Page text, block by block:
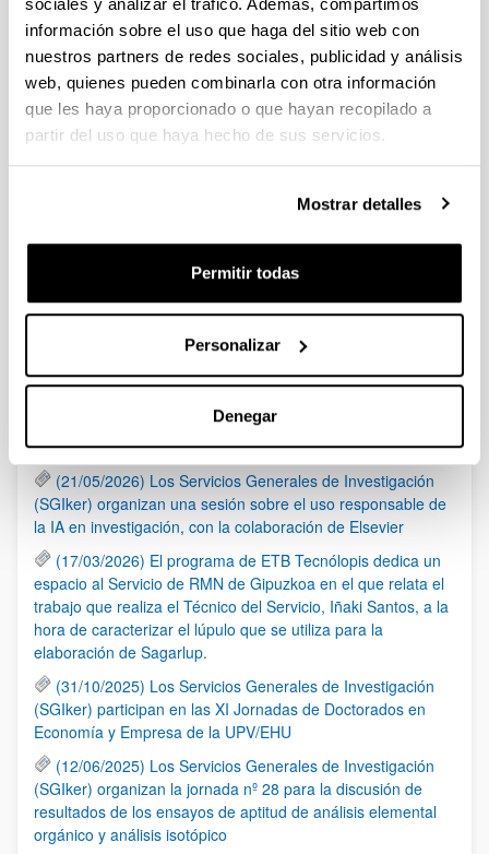
información sobre el uso que haga del sitio web con
nuestros partners de redes sociales, publicidad y análisis
web, quienes pueden combinarla con otra información
que les haya proporcionado o que hayan recopilado a
partir del uso que haya hecho de sus servicios.
Mostrar detalles
Permitir todas
Personalizar
Denegar
Fundación BBVA: Becas Leonardo a investigadores y
creadores culturales 2020
Plazo presentación de solicitudes: hasta 16 de abril de 2020 a
las 19:00
Fundación Ramón Areces: Ayudas a la Investigación en
Ciencias de la Vida y de la Materia 2020
Plazo de presentación de las solicitudes: Hasta el 30 de junio
PáginaPáginas intermedias Use TAB para desplazarse.
PáginaPáginaPáginaPáginaPágina
Noticias
(21/05/2026) Los Servicios Generales de Investigación
(SGIker) organizan una sesión sobre el uso responsable de
la IA en investigación, con la colaboración de Elsevier
(17/03/2026) El programa de ETB Tecnólopis dedica un
espacio al Servicio de RMN de Gipuzkoa en el que relata el
trabajo que realiza el Técnico del Servicio, Iñaki Santos, a la
hora de caracterizar el lúpulo que se utiliza para la
elaboración de Sagarlup.
(31/10/2025) Los Servicios Generales de Investigación
(SGIker) participan en las XI Jornadas de Doctorados en
Economía y Empresa de la UPV/EHU
(12/06/2025) Los Servicios Generales de Investigación
(SGIker) organizan la jornada nº 28 para la discusión de
resultados de los ensayos de aptitud de análisis elemental
orgánico y análisis isotópico